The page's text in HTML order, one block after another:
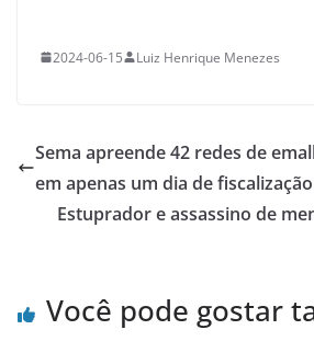
2024-06-15 Luiz Henrique Menezes
Sema apreende 42 redes de
em apenas um dia de fiscalização
Estuprador e assassino de
Você pode gostar